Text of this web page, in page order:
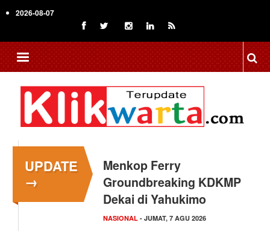
to
content
2026-08-07
UPDATE
→
Menkop Ferry
Groundbreaking KDKMP
Dekai di Yahukimo
NASIONAL - JUMAT, 7 AGU 2026